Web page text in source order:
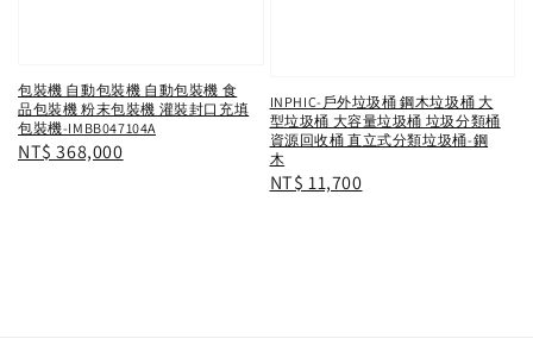
包裝機 自動包裝機 自動包裝機 食
品包裝機 粉末包裝機 灌裝封口充填
包裝機-IMBB047104A
Regular
NT$ 368,000
INPHIC-戶外垃圾桶 鋼木垃圾桶 大
型垃圾桶 大容量垃圾桶 垃圾分類桶
資源回收桶 直立式分類垃圾桶-鋼
木
Regular
NT$ 11,700